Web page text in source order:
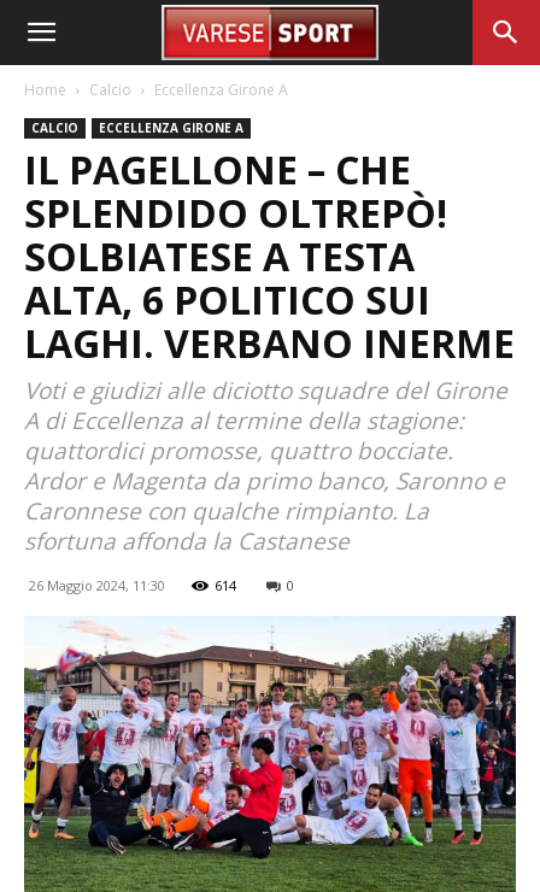
Home Calcio Eccellenza Girone A
CALCIO ECCELLENZA GIRONE A
IL PAGELLONE – CHE
SPLENDIDO OLTREPÒ!
SOLBIATESE A TESTA
ALTA, 6 POLITICO SUI
LAGHI. VERBANO INERME
Voti e giudizi alle diciotto squadre del Girone
A di Eccellenza al termine della stagione:
quattordici promosse, quattro bocciate.
Ardor e Magenta da primo banco, Saronno e
Caronnese con qualche rimpianto. La
sfortuna affonda la Castanese
26 Maggio 2024, 11:30 614 0